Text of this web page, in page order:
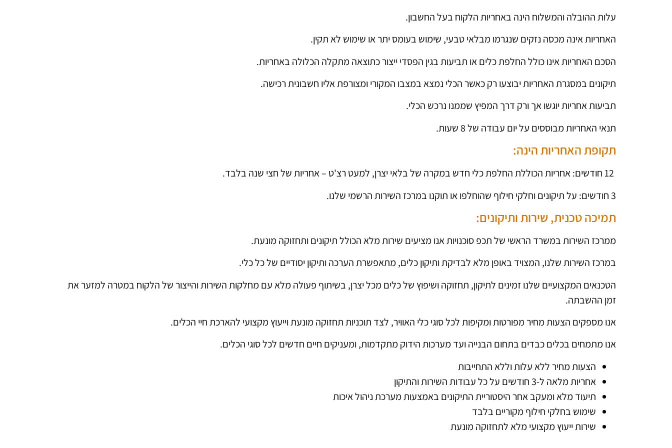
עלות ההובלה והמשלוח הינה באחריות הלקוח בעל החשבון.
האחריות אינה מכסה נזקים שנגרמו מבלאי טבעי, שימוש בעומס יתר או שימוש לא תקין.
הסכם האחריות אינו כולל החלפת כלים או תביעות בגין הפסדי ייצור כתוצאה מתקלה הכלולה באחריות.
תיקונים במסגרת האחריות יבוצעו רק כאשר הכלי נמצא במצבו המקורי ומצורפת אליו חשבונית רכישה.
תביעות אחריות יוגשו אך ורק דרך המפיץ שממנו נרכש הכלי.
תנאי האחריות מבוססים על יום עבודה של 8 שעות.
תקופת האחריות הינה:
3 חודשים: על תיקונים וחלקי חילוף שהוחלפו או תוקנו במרכז השירות הרשמי שלנו.
תמיכה טכנית, שירות ותיקונים:
ממרכז השירות במשרד הראשי של תכפ סוכנויות אנו מציעים שירות מלא הכולל תיקונים ותחזוקה מונעת.
במרכז השירות שלנו, המצויד באופן מלא לבדיקת ותיקון כלים, מתאפשרת הערכה ותיקון יסודיים של כל כלי.
הטכנאים המקצועיים שלנו זמינים לתיקון, תחזוקה ושיפוץ של כלים מכל יצרן, בשיתוף פעולה מלא עם מחלקות השירות והייצור של הלקוח במטרה למזער את
זמן ההשבתה.
אנו מספקים הצעות מחיר מפורטות ומקיפות לכל סוגי כלי האוויר, לצד תוכניות תחזוקה מונעת וייעוץ מקצועי להארכת חיי הכלים.
אנו מתמחים בכלים כבדים בתחום הבנייה ועד מערכות הידוק מתקדמות, ומעניקים חיים חדשים לכל סוגי הכלים.
הצעות מחיר ללא עלות וללא התחייבות
אחריות מלאה ל-3 חודשים על כל עבודות השירות והתיקון
תיעוד מלא ומעקב אחר היסטוריית התיקונים באמצעות מערכת ניהול איכות
שימוש בחלקי חילוף מקוריים בלבד
שירות ייעוץ מקצועי מלא לתחזוקה מונעת